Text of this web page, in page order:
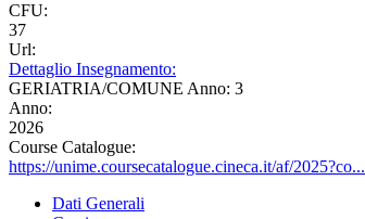
CFU:
37
Url:
Dettaglio Insegnamento:
GERIATRIA/COMUNE Anno: 3
Anno:
2026
Course Catalogue:
https://unime.coursecatalogue.cineca.it/af/2025?co...
Dati Generali